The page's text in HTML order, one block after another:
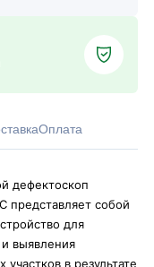
Оплата
дефектоскоп
представляет собой
для
выявления
в результате